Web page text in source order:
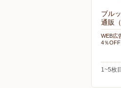
ブル
通販
WEB広
4％
1~5枚